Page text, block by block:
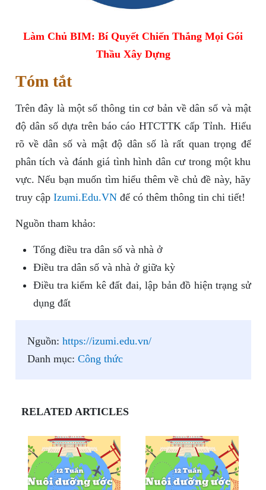
Làm Chủ BIM: Bí Quyết Chiến Thắng Mọi Gói
Thầu Xây Dựng
Tóm tắt
Trên đây là một số thông tin cơ bản về dân số và mật
độ dân số dựa trên báo cáo HTCTTK cấp Tỉnh. Hiểu
rõ về dân số và mật độ dân số là rất quan trọng để
phân tích và đánh giá tình hình dân cư trong một khu
vực. Nếu bạn muốn tìm hiểu thêm về chủ đề này, hãy
truy cập Izumi.Edu.VNđể có thêm thông tin chi tiết!
Nguồn tham khảo:
Tổng điều tra dân số và nhà ở
Điều tra dân số và nhà ở giữa kỳ
Điều tra kiểm kê đất đai, lập bản đồ hiện trạng sử
dụng đất
Nguồn: https://izumi.edu.vn/
Danh mục: Công thức
RELATED ARTICLES